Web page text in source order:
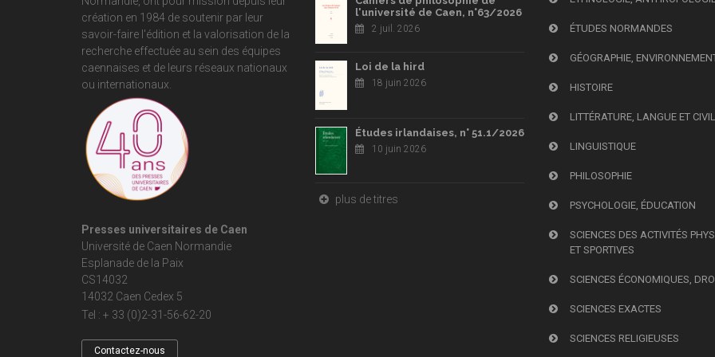
création en 1984 de soutenir par leur
savoir-faire l'édition et la valorisation de la
recherche effectuée au sein des équipes
caennaises et de leurs réseaux nationaux
ou internationaux.
Presses universitaires de Caen
Université de Caen Normandie
Esplanade de la Paix
CS14032
14032 Caen Cedex 5
Tel : + 33 (0)2-31-56-62-20
Contactez-nous
l'université de Caen, n°63/2026
2 juil. 2026
Loi de la hird
18 juin 2026
Études irlandaises, n° 51.1/2026
10 juin 2026
plus de titres
ÉTUDES NORMANDES
GÉOGRAPHIE,
HISTOIRE
LITTÉRATURE, LANGUE ET
LINGUISTIQUE
PHILOSOPHIE
PSYCHOLOGIE, ÉDUCATION
SCIENCES DES ACTIVITÉS
ET SPORTIVES
SCIENCES ÉCONOMIQUES,
SCIENCES EXACTES
SCIENCES RELIGIEUSES